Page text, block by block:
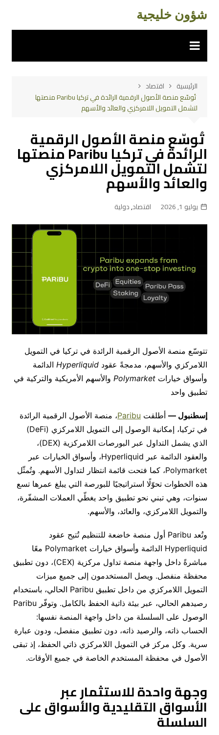
المحتوى
شؤون خليجية
الرئيسية
اقتصاد
تُوسّع منصة الأصول الرقمية الرائدة في تركيا Paribu منصتها
لتشمل التمويل اللامركزي والعائد والأسهم
تُوسّع منصة الأصول الرقمية
الرائدة في تركيا Paribu منصتها
لتشمل التمويل اللامركزي
والعائد والأسهم
يوليو 1, 2026 اقتصاد,دولية
تتوسّع منصة الأصول الرقمية الرائدة في تركيا في التمويل
اللامركزي والأسهم، مدمجةً عقود Hyperliquid الدائمة
وأسواق خيارات Polymarket والأسهم الأمريكية والتركية في
تطبيق واحد
إسطنبول —أطلقت Paribu، منصة الأصول الرقمية الرائدة
في تركيا، إمكانية الوصول إلى التمويل اللامركزي (
DeFi
)
الذي يشمل التداول عبر البورصات اللامركزية (DEX)
،
والعقود الدائمة عبر Hyperliquid، وأسواق الخيارات عبر
Polymarket، كما فتحت قائمة انتظار لتداول الأسهم. وتُمثّل
هذه الخطوات تحوّلًا استراتيجيًا للبورصة التي يبلغ عمرها تسع
سنوات، وهي تبني نحو تطبيق واحد يغطّي العملات المشفّرة،
والتمويل اللامركزي، والعائد، والأسهم.
وتُعد Paribu أول منصة خاضعة للتنظيم تُتيح عقود
Hyperliquid الدائمة وأسواق خيارات Polymarket معًا
مباشرةً داخل واجهة منصة تداول مركزية (CEX)
، دون تطبيق
محفظة منفصل. ويصل المستخدمون إلى جميع ميزات
التمويل اللامركزي من داخل تطبيق Paribu الحالي، باستخدام
رصيدهم الحالي، عبر بيئة ذاتية الحفظ بالكامل. وتوفّر Paribu
الوصول على السلسلة من داخل واجهة المنصة نفسها:
الحساب ذاته، والرصيد ذاته، دون تطبيق منفصل، ودون عبارة
سرية. وكل مركز في التمويل اللامركزي ذاتي الحفظ، إذ تبقى
الأصول في محفظة المستخدم الخاصة في جميع الأوقات.
وجهة واحدة للاستثمار عبر
الأسواق التقليدية والأسواق على
السلسلة